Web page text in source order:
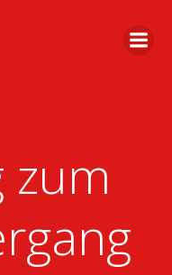
zum